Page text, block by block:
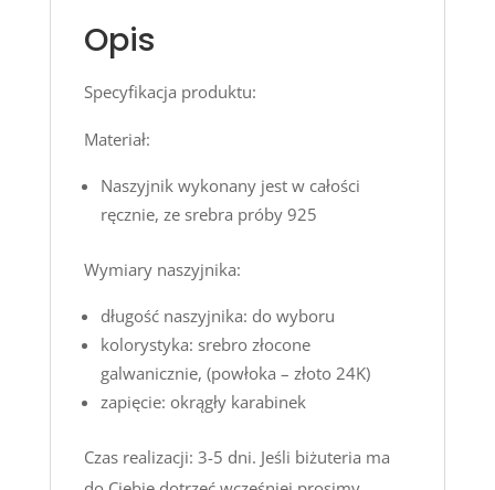
Opis
Specyfikacja produktu:
Materiał:
Naszyjnik wykonany jest w całości
ręcznie, ze srebra próby 925
Wymiary naszyjnika:
długość naszyjnika: do wyboru
kolorystyka: srebro złocone
galwanicznie, (powłoka – złoto 24K)
zapięcie: okrągły karabinek
Czas realizacji: 3-5 dni. Jeśli biżuteria ma